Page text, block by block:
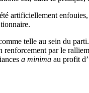
artificiellement
telle au sein du
renforcement par le
a minima au profit